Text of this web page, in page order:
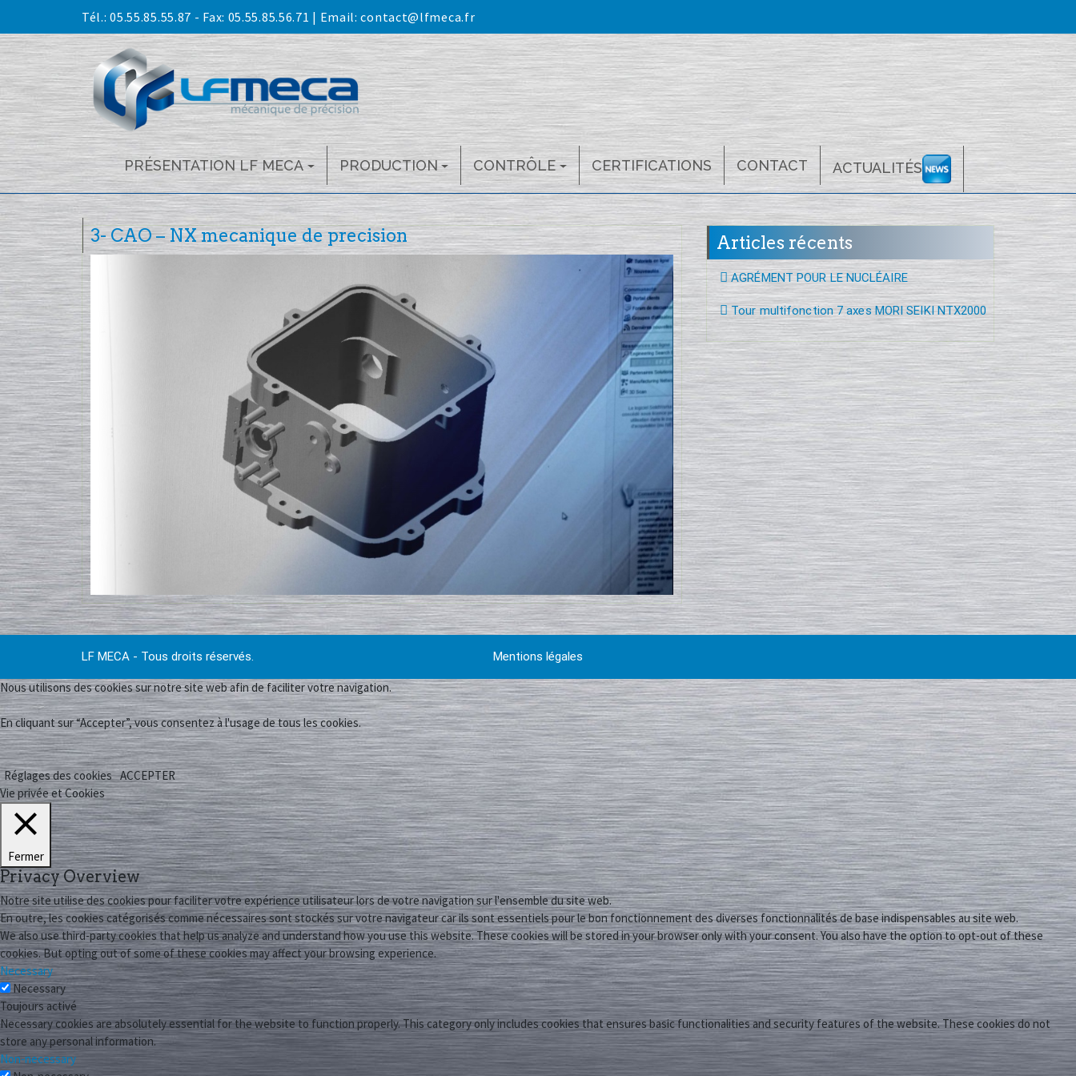
content
Tél.:05.55.85.55.87 - Fax: 05.55.85.56.71 | Email:contact@lfmeca.fr
PRÉSENTATION LF MECA PRODUCTION CONTRÔLE CERTIFICATIONS CONTACT ACTUALITÉS
3- CAO – NX mecanique de precision Articles récents
AGRÉMENT POUR LE NUCLÉAIRE
Tour multifonction 7 axes MORI SEIKI NTX2000
LF MECA - Tous droits réservés. Mentions légales
Nous utilisons des cookies sur notre site web afin de faciliter votre navigation.
En cliquant sur “Accepter”, vous consentez à l'usage de tous les cookies.
Réglages des cookies ACCEPTER
Vie privée et Cookies
Fermer
Privacy Overview
Notre site utilise des cookies pour faciliter votre expérience utilisateur lors de votre navigation sur l'ensemble du site web.
En outre, les cookies catégorisés comme nécessaires sont stockés sur votre navigateur car ils sont essentiels pour le bon fonctionnement des diverses fonctionnalités de base indispensables au site web.
We also use third-party cookies that help us analyze and understand how you use this website. These cookies will be stored in your browser only with your consent. You also have the option to opt-out of these
cookies. But opting out of some of these cookies may affect your browsing experience.
Necessary
Necessary
Toujours activé
Necessary cookies are absolutely essential for the website to function properly. This category only includes cookies that ensures basic functionalities and security features of the website. These cookies do not
store any personal information.
Non-necessary